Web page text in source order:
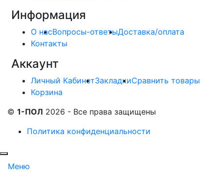
Информация
О насВопросы-ответыДоставка/оплата
Контакты
Аккаунт
Личный КабинетЗакладкиСравнить товары
Корзина
© 1-ПОЛ 2026 - Все права защищены
Политика конфиденциальности
Меню